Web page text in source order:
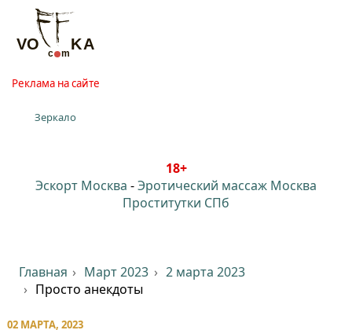
Реклама на сайте
Зеркало
18+
Эскорт Москва -Эротический массаж Москва
Проститутки СПб
Главная Март 2023
2 марта 2023
Просто анекдоты
02 МАРТА, 2023